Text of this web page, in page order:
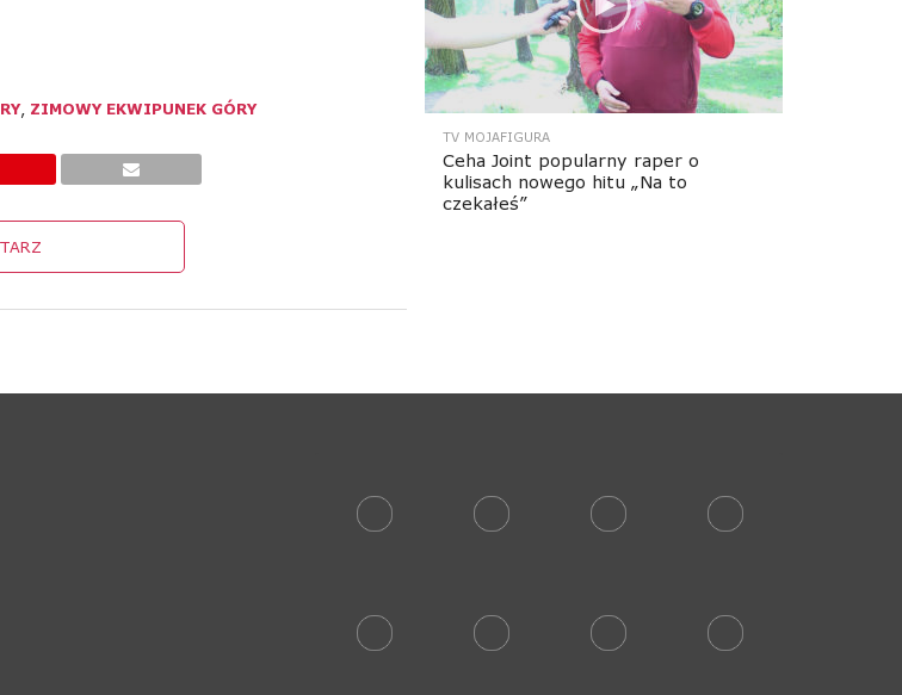
, ZIMOWY EKWIPUNEK GÓRY
TV MOJAFIGURA
Ceha Joint popularny raper o
kulisach nowego hitu „Na to
czekałeś”